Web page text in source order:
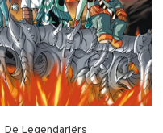
De Legendariërs